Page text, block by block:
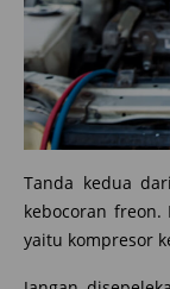
Tanda kedua
kebocoran
yaitu kompresor